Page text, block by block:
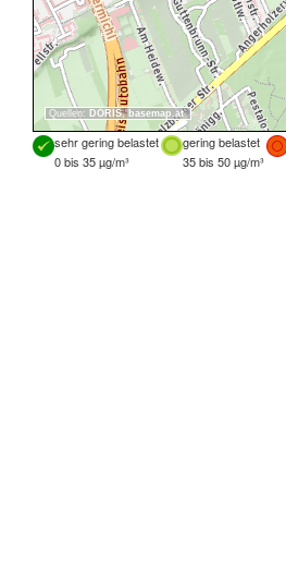
Quellen: DORIS, basemap.at
sehr gering belastet gering belastet
0 bis 35 µg/m³
35 bis 50 µg/m³